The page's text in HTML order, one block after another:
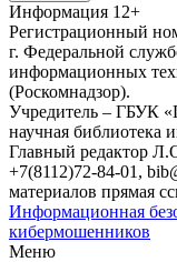
Информация 12+
Регистрационный
г. Федеральной
информационных
(Роскомнадзор).
Учредитель – ГБУК
научная библиотека
Главный редактор
+7(8112)72-84-01,
материалов прямая
Информационная
кибермошенников
Меню